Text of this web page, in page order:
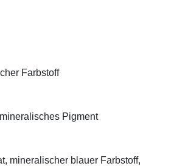
Farbstoff
Pigment
mineralischer blauer Farbstoff,